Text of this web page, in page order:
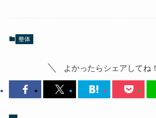
整体
よかったらシェアしてね！